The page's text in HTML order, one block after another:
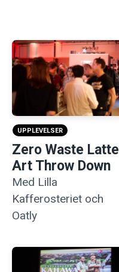
UPPLEVELSER
Zero Waste Latte
Art Throw Down
Med Lilla
Kafferosteriet och
Oatly